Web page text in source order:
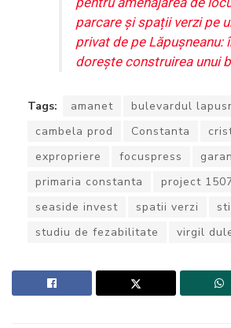
parcare și spații verzi pe
privat de pe Lăpușneanu:
dorește construirea unui
Tags: amanet
bulevardul
cambela prod
Constanta
expropriere
focuspress
primaria constanta
project
seaside invest
spatii verzi
studiu de fezabilitate
virgil